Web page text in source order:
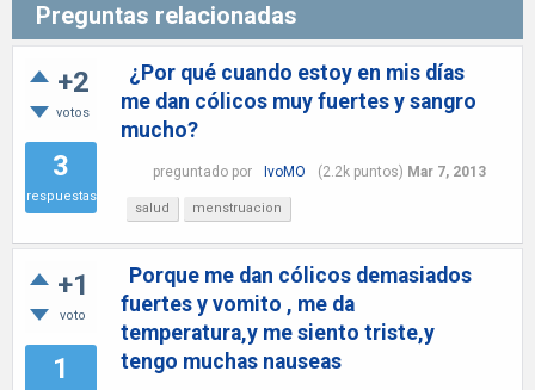
Preguntas relacionadas
+2
votos
3
respuestas
¿Por qué cuando estoy en mis días
me dan cólicos muy fuertes y sangro
mucho?
preguntado por IvoMO (2.2kpuntos) Mar 7, 2013
salud menstruacion
+1
voto
1
Porque me dan cólicos demasiados
fuertes y vomito , me da
temperatura,y me siento triste,y
tengo muchas nauseas